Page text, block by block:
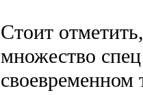
Стоит
множество
своевременном